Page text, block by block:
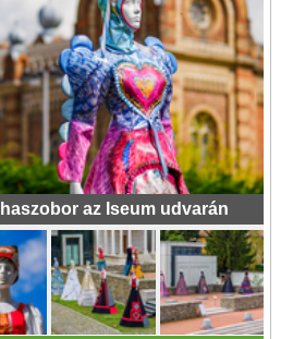
az Iseum udvarán